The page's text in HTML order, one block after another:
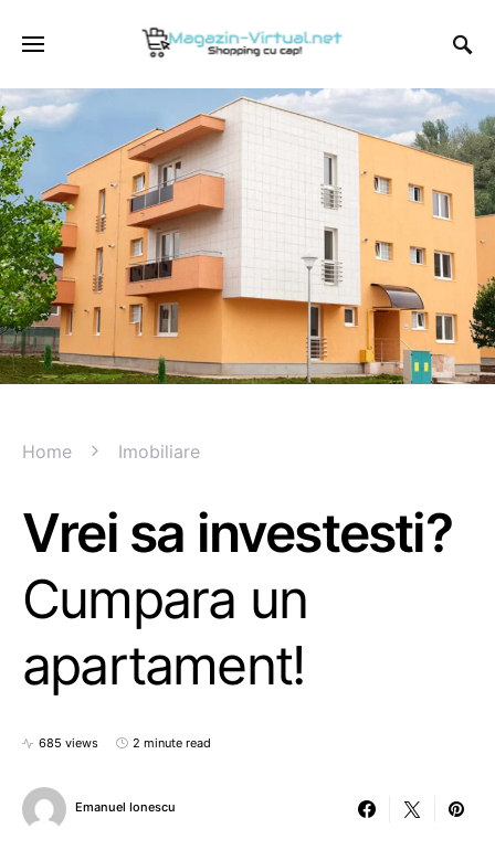
Home Imobiliare
Vrei sa investesti?
Cumpara un
apartament!
685 views 2 minute read
Emanuel Ionescu